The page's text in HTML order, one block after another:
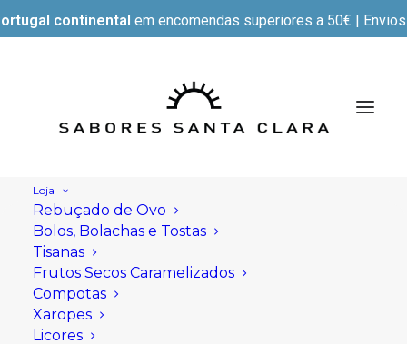
continental em encomendas superiores a 50€ |
Loja
Rebuçado de Ovo
Bolos, Bolachas e Tostas
Tisanas
Frutos Secos Caramelizados
Compotas
Xaropes
Licores